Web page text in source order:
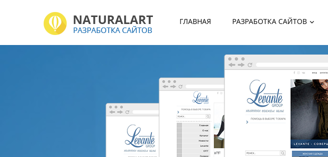
ГЛАВНАЯ РАЗРАБОТКА САЙТОВ